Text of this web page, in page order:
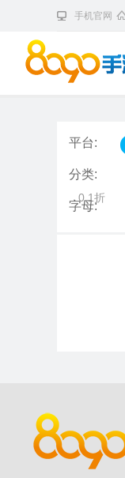
手机官网
平台:
分类:
0.1折
字母: